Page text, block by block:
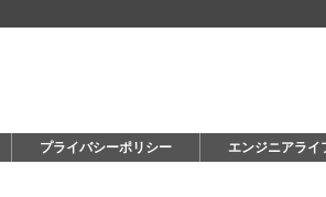
プライバシーポリシー エンジニアライ